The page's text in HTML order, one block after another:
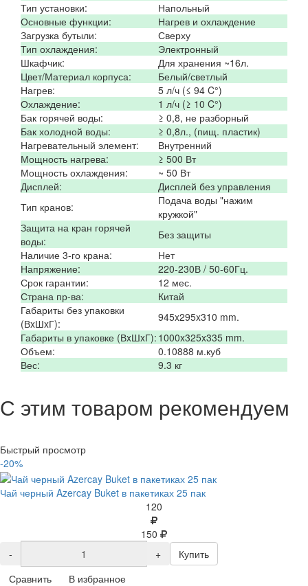
Тип установки:
Напольный
Основные функции:
Нагрев и охлаждение
Загрузка бутыли:
Сверху
Тип охлаждения:
Электронный
Шкафчик:
Для хранения ~16л.
Цвет/Материал корпуса:
Белый/светлый
Нагрев:
5 л/ч (≤ 94 C°)
Охлаждение:
1 л/ч (≥ 10 C°)
Бак горячей воды:
≥ 0,8, не разборный
Бак холодной воды:
≥ 0,8л., (пищ. пластик)
Нагревательный элемент:
Внутренний
Мощность нагрева:
≥ 500 Вт
Мощность охлаждения:
~ 50 Вт
Дисплей:
Дисплей без управления
Тип кранов:
Подача воды "нажим
кружкой"
Защита на кран горячей
воды:
Без защиты
Наличие 3-го крана:
Нет
Напряжение:
220-230В / 50-60Гц.
Срок гарантии:
12 мес.
Страна пр-ва:
Китай
Габариты без упаковки
(ВxШxГ):
945x295x310 mm.
Габариты в упаковке (ВxШxГ): 1000x325x335 mm.
Объем:
0.10888 м.куб
Вес:
9.3 кг
С этим товаром рекомендуем
Быстрый просмотр
-20%
Чай черный Azercay Buket в пакетиках 25 пак
120
150
-
+
Купить
Сравнить
В избранное